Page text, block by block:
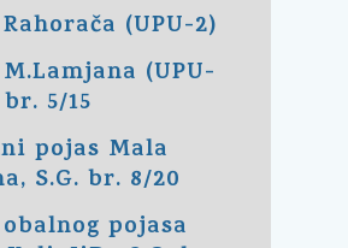
(UPU-2)
(UPU-
5/15
pojas Mala
S.G. br. 8/20
pojasa